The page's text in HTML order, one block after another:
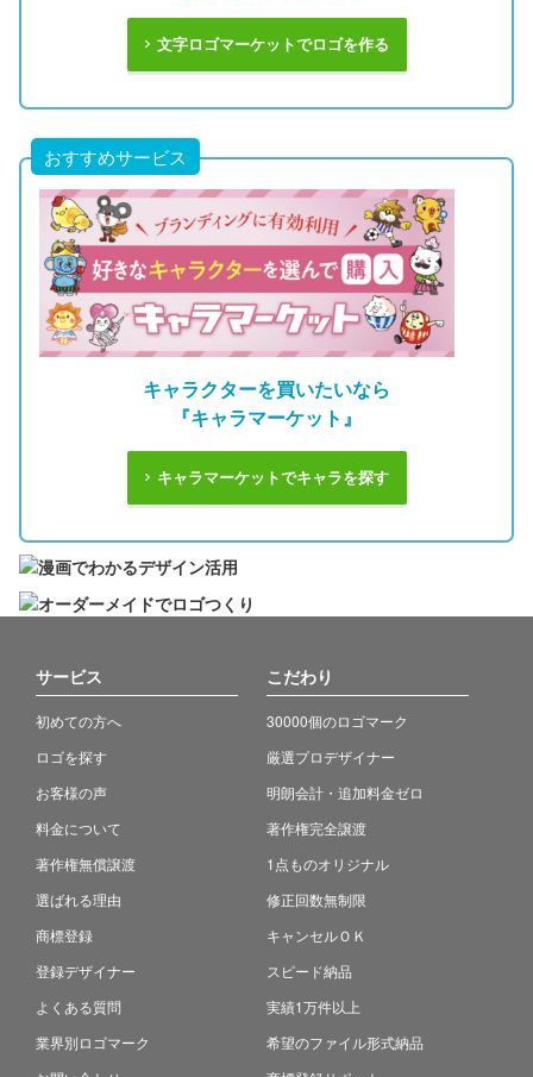
文字ロゴマーケットでロゴを作る
おすすめサービス
キャラクターを買いたいなら
『キャラマーケット』
キャラマーケットでキャラを探す
サービス
初めての方へ
ロゴを探す
お客様の声
料金について
著作権無償譲渡
選ばれる理由
商標登録
登録デザイナー
よくある質問
業界別ロゴマーク
こだわり
30000個のロゴマーク
厳選プロデザイナー
明朗会計・追加料金ゼロ
著作権完全譲渡
1点ものオリジナル
修正回数無制限
キャンセルＯＫ
スピード納品
実績1万件以上
希望のファイル形式納品